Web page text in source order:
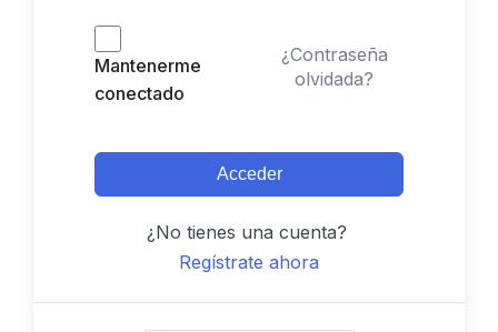
Mantenerme
conectado
¿Contraseña
olvidada?
Acceder
¿No tienes una cuenta?
Regístrate ahora